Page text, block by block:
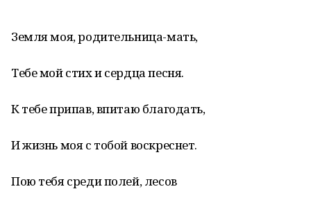
Земля моя, родительница-мать,
Тебе мой стих и сердца песня.
К тебе припав, впитаю благодать,
И жизнь моя с тобой воскреснет.
Пою тебя среди полей, лесов